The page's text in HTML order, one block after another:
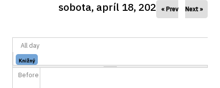
sobota, apríl 18, 2026« Prev Next »
All day
Knižný
stroj...
Before